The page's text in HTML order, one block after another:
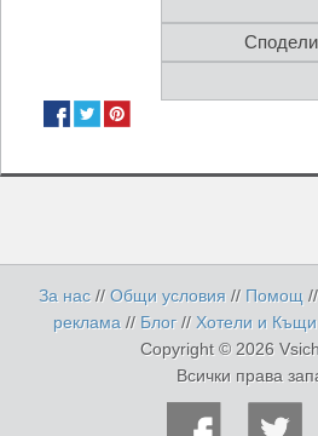
За нас //Общи условия // Помощ //
реклама // Блог // Хотели и Къщи
Copyright © 2026
Всички права